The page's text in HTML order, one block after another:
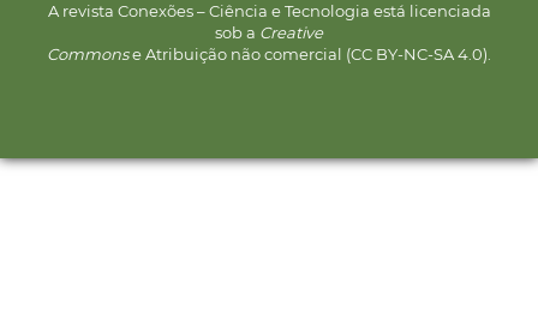
A revista Conexões – Ciência e Tecnologia está licenciada
sob a Creative
Commonse Atribuição não comercial (CC BY-NC-SA 4.0).